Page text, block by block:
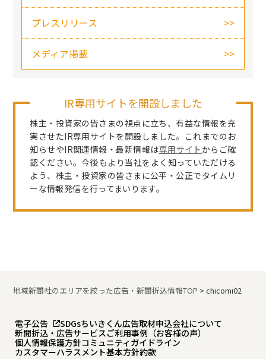
プレスリリース
メディア掲載
IR専用サイトを開設しました
株主・投資家の皆さまの視点に立ち、有益な情報を充
実させたIR専用サイトを開設しました。これまでのお
知らせやIR関連情報・最新情報は専用サイトからご確
認ください。今後もより当社をよく知っていただける
よう、株主・投資家の皆さまに公平・公正でタイムリ
ーな情報発信を行ってまいります。
地域新聞社のエリアを絞った広告・新聞折込情報TOP >chicomi02
電子公告 SDGsちいきくん広告取材申込会社について
新聞折込・広告サービスご利用事例（お客様の声）
個人情報保護方針コミュニティガイドライン
カスタマーハラスメント基本方針約款